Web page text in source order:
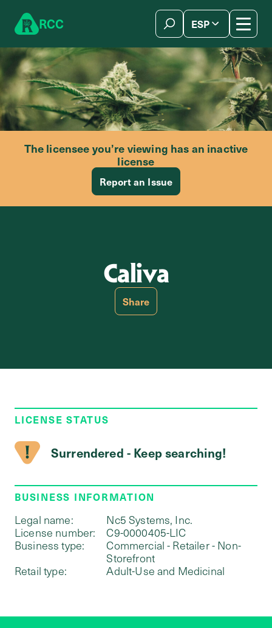
RCC ESP
The licensee you’re viewing has an inactive
license
Report an Issue
Caliva
Share
LICENSE STATUS
Surrendered - Keep searching!
BUSINESS INFORMATION
Legal name:
Nc5 Systems, Inc.
License number:
C9-0000405-LIC
Business type:
Commercial - Retailer - Non-
Storefront
Retail type:
Adult-Use and Medicinal